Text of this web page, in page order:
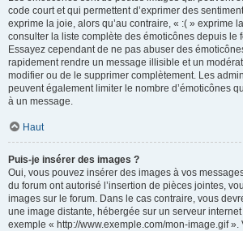
code court et qui permettent d’exprimer des
exprime la joie, alors qu’au contraire, « :( » exprime
consulter la liste complète des émoticônes depuis le
Essayez cependant de ne pas abuser des
rapidement rendre un message illisible et un
modifier ou de le supprimer complètement. Les
peuvent également limiter le nombre d’émoticônes
à un message.
Haut
Puis-je insérer des images ?
Oui, vous pouvez insérer des images à vos
du forum ont autorisé l’insertion de pièces jointes,
images sur le forum. Dans le cas contraire, vous
une image distante, hébergée sur un serveur
exemple « http://www.exemple.com/mon-image.gif ».